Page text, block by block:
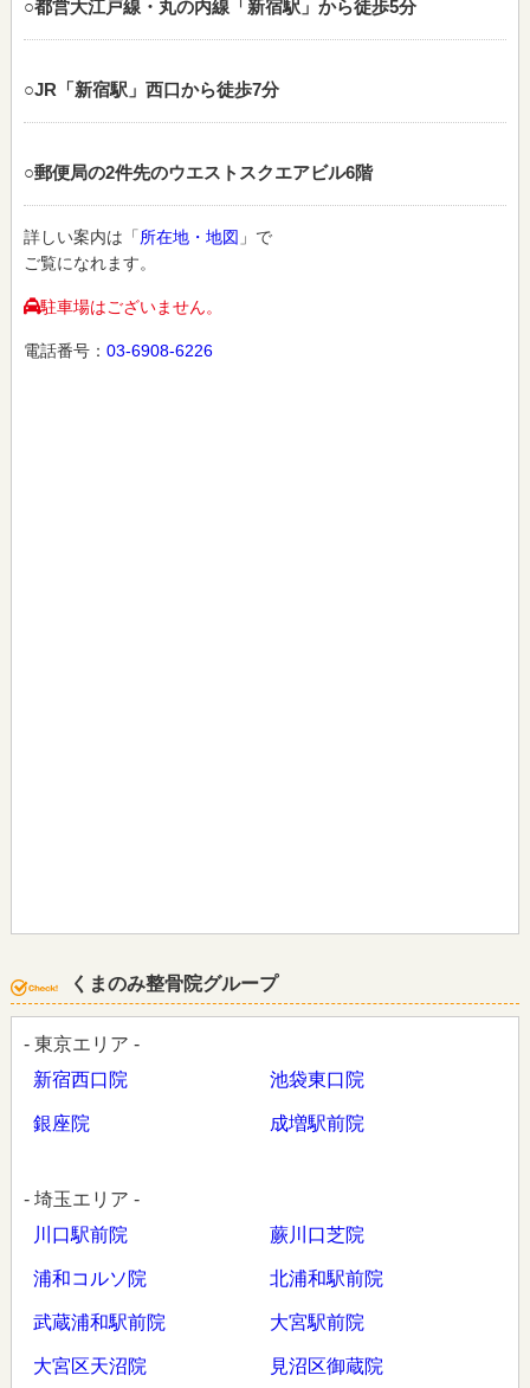
○都営大江戸線・丸の内線「新宿駅」から徒歩5分
○JR「新宿駅」西口から徒歩7分
○郵便局の2件先のウエストスクエアビル6階
詳しい案内は「所在地・地図 」で
ご覧になれます。
駐車場はございません。
電話番号： 03-6908-6226
くまのみ整骨院グループ
- 東京エリア -
新宿西口院
池袋東口院
銀座院 成増駅前院
- 埼玉エリア -
川口駅前院
蕨川口芝院
浦和コルソ院 北浦和駅前院
武蔵浦和駅前院 大宮駅前院
大宮区天沼院 見沼区御蔵院